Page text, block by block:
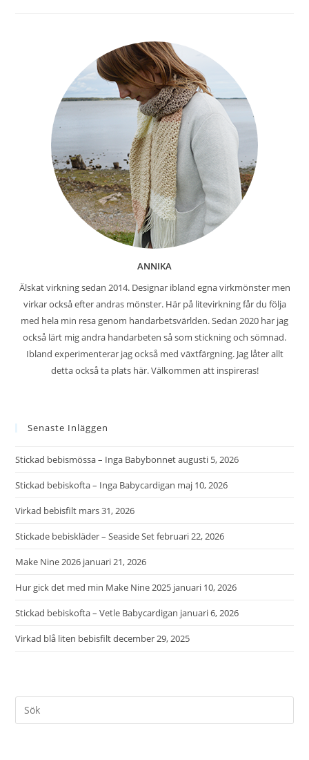
ANNIKA
Älskat virkning sedan 2014. Designar ibland egna virkmönster men
virkar också efter andras mönster. Här på litevirkning får du följa
med hela min resa genom handarbetsvärlden. Sedan 2020 har jag
också lärt mig andra handarbeten så som stickning och sömnad.
Ibland experimenterar jag också med växtfärgning. Jag låter allt
detta också ta plats här. Välkommen att inspireras!
Senaste Inläggen
Stickad bebismössa – Inga Babybonnetaugusti 5, 2026
Stickad bebiskofta – Inga Babycardigan maj 10, 2026
Virkad bebisfilt mars 31, 2026
Stickade bebiskläder – Seaside Setfebruari 22, 2026
Make Nine 2026 januari 21, 2026
Hur gick det med min Make Nine 2025 januari 10, 2026
Stickad bebiskofta – Vetle Babycardigan januari 6, 2026
Virkad blå liten bebisfiltdecember 29, 2025